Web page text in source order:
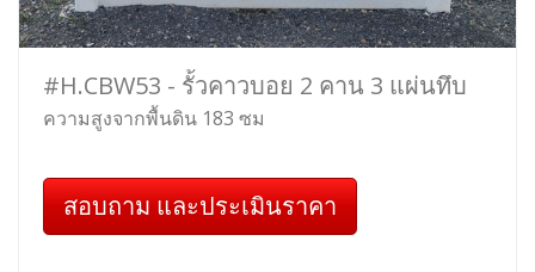
#H.CBW53 - รั้วคาวบอย 2 คาน 3 แผ่นทึบ
ความสูงจากพื้นดิน 183 ซม
สอบถาม และประเมินราคา